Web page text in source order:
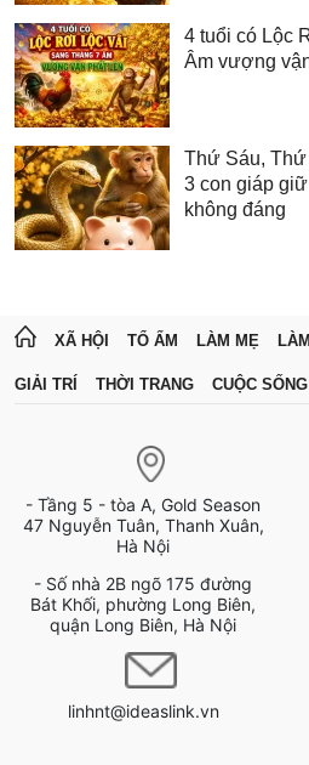
4 tuổi có Lộc
Âm vượng
Thứ Sáu, Thứ
3 con giáp
không đáng
XÃ HỘI TỔ ẤM LÀM MẸ
GIẢI TRÍ THỜI TRANG CUỘC SỐNG
- Tầng 5 - tòa A, Gold Season
47 Nguyễn Tuân, Thanh Xuân,
Hà Nội
- Số nhà 2B ngõ 175 đường
Bát Khối, phường Long Biên,
quận Long Biên, Hà Nội
linhnt@ideaslink.vn